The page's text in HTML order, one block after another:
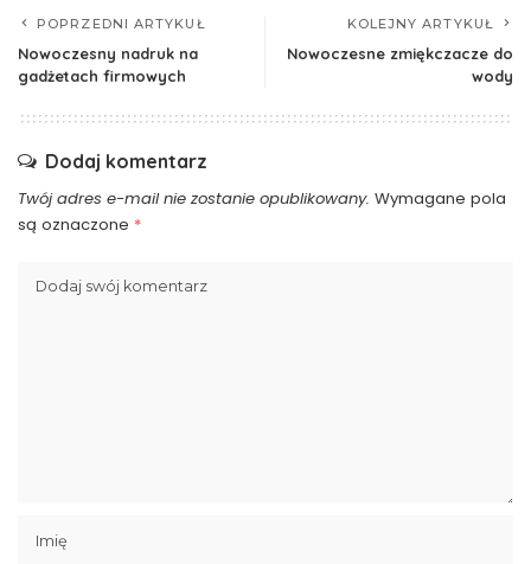
POPRZEDNI ARTYKUŁ
Nowoczesny nadruk na
gadżetach firmowych
KOLEJNY ARTYKUŁ
Nowoczesne zmiękczacze do
wody
Dodaj komentarz
Twój adres e-mail nie zostanie opublikowany. Wymagane pola
są oznaczone *